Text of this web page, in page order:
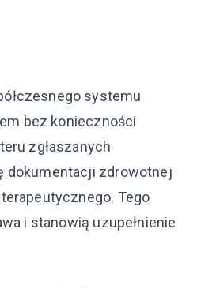
systemu
bez konieczności
zgłaszanych
dokumentacji zdrowotnej
Tego
i stanowią uzupełnienie